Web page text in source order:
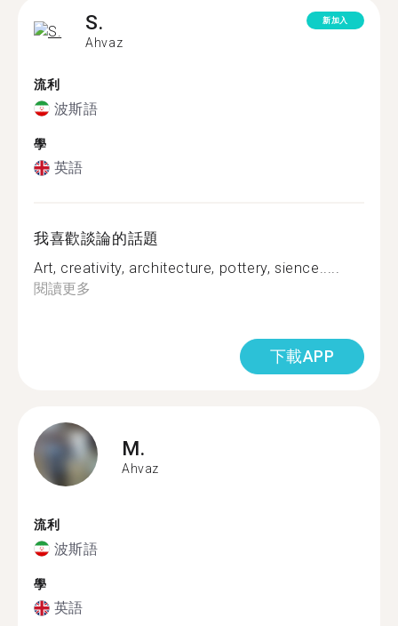
S.
Ahvaz
新加入
流利
波斯語
學
英語
我喜歡談論的話題
Art, creativity, architecture, pottery, sience.....
閱讀更多
下載APP
M.
Ahvaz
流利
波斯語
學
英語